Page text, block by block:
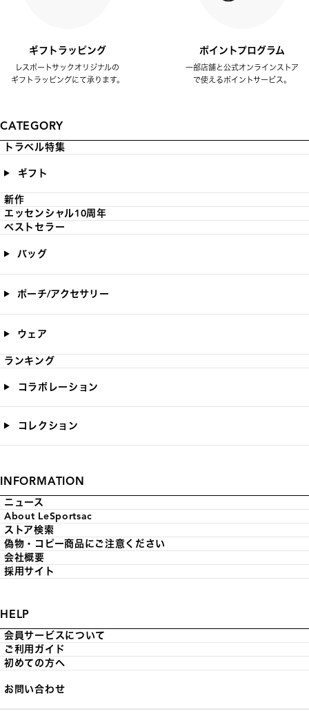
ギフトラッピング
レスポートサックオリジナルの
ギフトラッピングにて承ります。
ポイントプログラム
一部店舗と公式オンラインストア
で使えるポイントサービス。
CATEGORY
トラベル特集
ギフト
新作
エッセンシャル10周年
ベストセラー
バッグ
ポーチ/アクセサリー
ウェア
ランキング
コラボレーション
コレクション
INFORMATION
ニュース
About LeSportsac
ストア検索
偽物・コピー商品にご注意ください
会社概要
採用サイト
HELP
会員サービスについて
ご利用ガイド
初めての方へ
お問い合わせ